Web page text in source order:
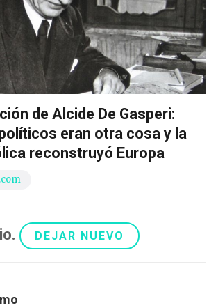
de Alcide De Gasperi:
eran otra cosa y la
reconstruyó Europa
. DEJAR NUEVO